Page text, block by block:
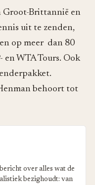
Groot-Brittannië en
uit te zenden,
op meer dan 80
en WTA Tours. Ook
behoort tot
over alles wat de
bezighoudt: van